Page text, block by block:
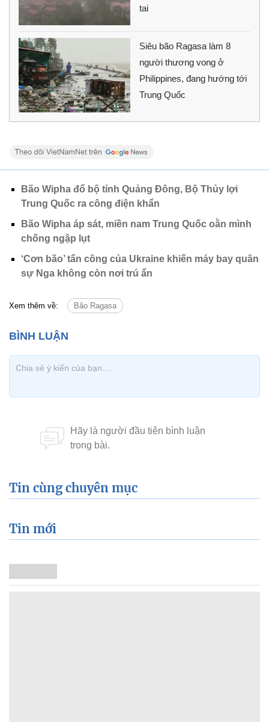
tai
Siêu bão Ragasa làm 8
người thương vong ở
Philippines, đang hướng tới
Trung Quốc
Bão Wipha đổ bộ tỉnh Quảng Đông, Bộ Thủy lợi
Trung Quốc ra công điện khẩn
Bão Wipha áp sát, miền nam Trung Quốc oằn mình
chống ngập lụt
‘Cơn bão’ tấn công của Ukraine khiến máy bay quân
sự Nga không còn nơi trú ẩn
Xem thêm về: Bão Ragasa
Tin cùng chuyên mục
Tin mới